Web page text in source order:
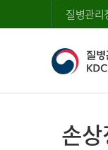
질병관리
손